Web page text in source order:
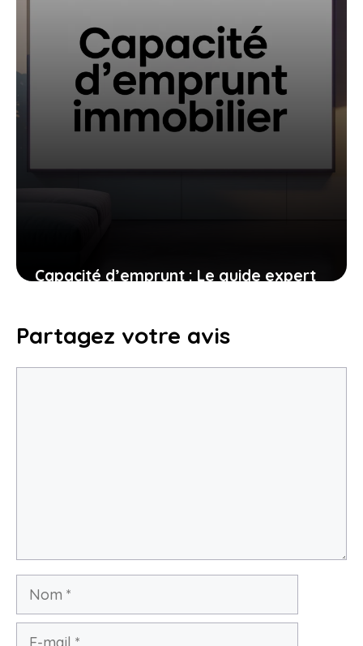
Capacité d’emprunt : Le guide expert
calcul
23 juillet 2025
Partagez votre avis
Nom